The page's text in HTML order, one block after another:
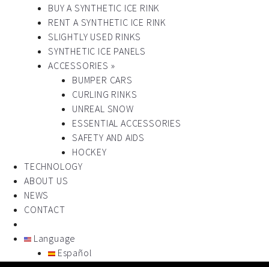
BUY A SYNTHETIC ICE RINK
RENT A SYNTHETIC ICE RINK
SLIGHTLY USED RINKS
SYNTHETIC ICE PANELS
ACCESSORIES »
BUMPER CARS
CURLING RINKS
UNREAL SNOW
ESSENTIAL ACCESSORIES
SAFETY AND AIDS
HOCKEY
TECHNOLOGY
ABOUT US
NEWS
CONTACT
Language
Español